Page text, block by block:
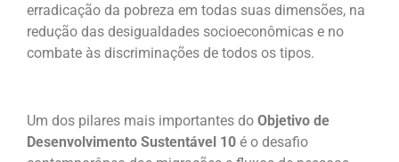
erradicação da pobreza em todas suas dimensões, na
redução das desigualdades socioeconômicas e no
combate às discriminações de todos os tipos.
Um dos pilares mais importantes do Objetivo de
Desenvolvimento Sustentável 10 é o desafio